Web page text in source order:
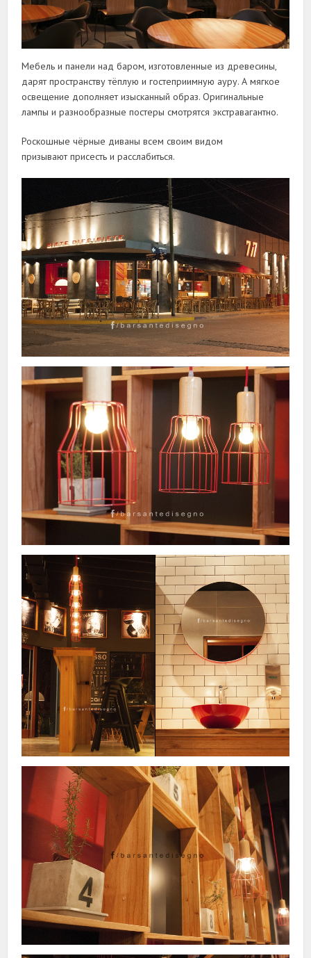
Мебель и панели над баром, изготовленные из древесины,
дарят пространству тёплую и гостеприимную ауру. А мягкое
освещение дополняет изысканный образ. Оригинальные
лампы и разнообразные постеры смотрятся экстравагантно.
Роскошные чёрные диваны всем своим видом
призывают присесть и расслабиться.